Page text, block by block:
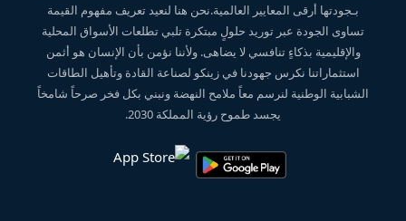
بـجودتها أرقى المعايير العالمية.نحن هنا لنعيد تعريف مفهوم القيمة
تساوى الجودة عبر توريد حلولٍ مبتكرة تلبي تطلعات الأسواق المحلية
والإقليمية بذكاءٍ تنافسي لا يضاهى. ولأننا نؤمن بأن الإنسان هو أثمن
استثماراتنا نكرس جهودنا في زينكو لصناعة القادة وتأهيل الطاقات
الشبابية الوطنية لنرسم معاً ملامح النهضة ونبني بكل فخر صرحاً شامخاً
يجسد طموح رؤية المملكة 2030.